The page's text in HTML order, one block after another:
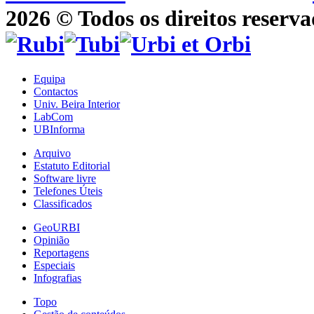
2026 © Todos os direitos
Equipa
Contactos
Univ. Beira Interior
LabCom
UBInforma
Arquivo
Estatuto Editorial
Software livre
Telefones Úteis
Classificados
GeoURBI
Opinião
Reportagens
Especiais
Infografias
Topo